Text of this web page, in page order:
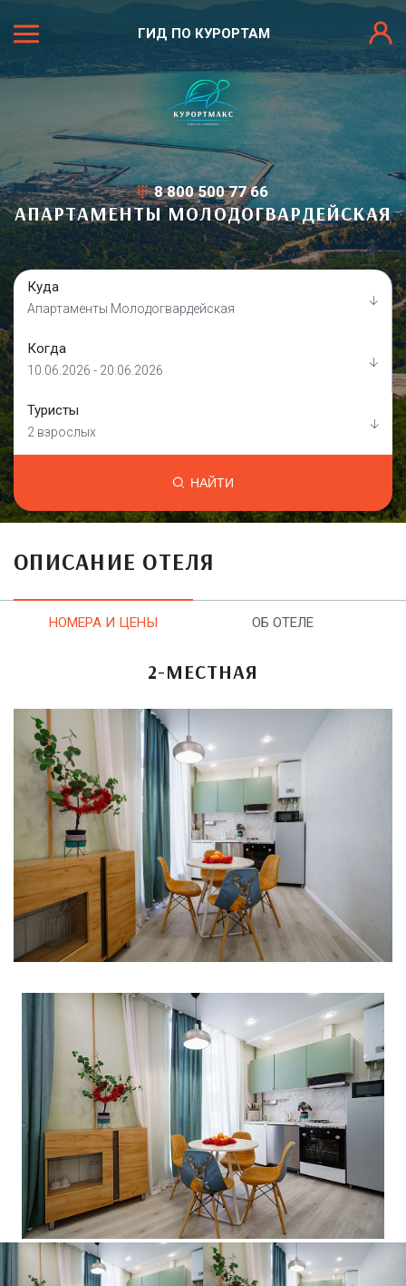
ГИД ПО КУРОРТАМ
8 800 500 77 66
АПАРТАМЕНТЫ МОЛОДОГВАРДЕЙСКАЯ
Куда
Апартаменты Молодогвардейская
Когда
10.06.2026 - 20.06.2026
Туристы
2 взрослых
НАЙТИ
ОПИСАНИЕ ОТЕЛЯ
НОМЕРА И ЦЕНЫ ОБ ОТЕЛЕ
2-МЕСТНАЯ